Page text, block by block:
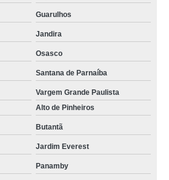
Guarulhos
Jandira
Osasco
Santana de Parnaíba
Vargem Grande Paulista
Alto de Pinheiros
Butantã
Jardim Everest
Panamby